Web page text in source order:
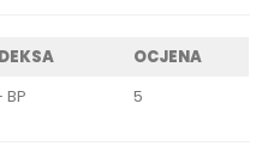
OCJENA
5